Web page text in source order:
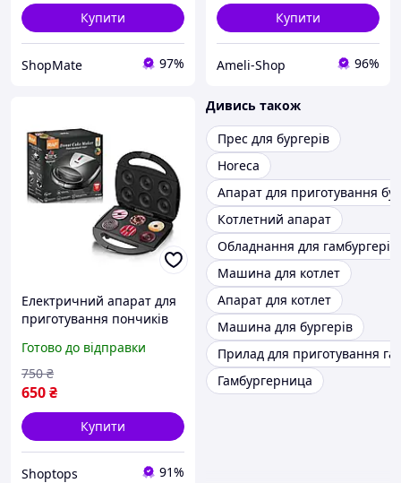
Купити
ShopMate 97%
Купити
Ameli-Shop 96%
Електричний апарат для
приготування пончиків
хлібопічка на 6 пончиків
Готово до відправки
650₴
750 ₴
Купити
Shoptops 91%
Дивись також
Прес для бургерів
Horeca
Апарат для приготування
Котлетний апарат
Обладнання для гамбургерів
Машина для котлет
Апарат для котлет
Машина для бургерів
Прилад для приготування
Гамбургерница